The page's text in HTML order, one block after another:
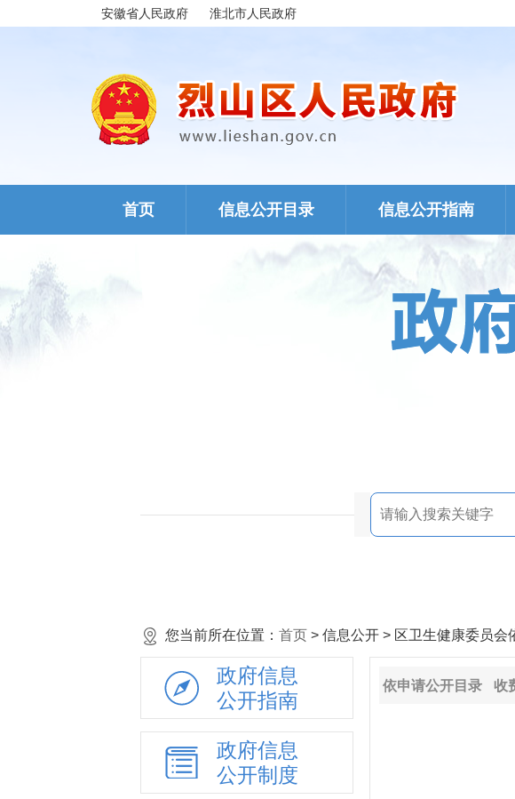
安徽省人民政府 淮北市人民政府
首页 信息公开目录 信息公开指南
您当前所在位置： 首页 > 信息公开 > 区卫生健康委员会
政府信息
公开指南
政府信息
公开制度
依申请公开目录 收